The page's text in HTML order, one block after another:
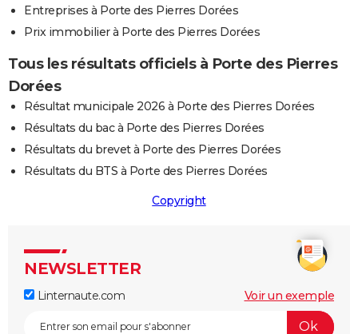
Entreprises à Porte des Pierres Dorées
Prix immobilier à Porte des Pierres Dorées
Tous les résultats officiels à Porte des Pierres
Dorées
Résultat municipale 2026 à Porte des Pierres Dorées
Résultats du bac à Porte des Pierres Dorées
Résultats du brevet à Porte des Pierres Dorées
Résultats du BTS à Porte des Pierres Dorées
Copyright
NEWSLETTER
Linternaute.com Voir un exemple